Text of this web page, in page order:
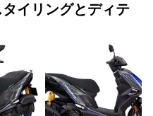
イリングとディテ